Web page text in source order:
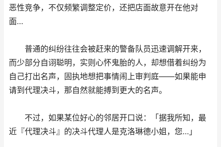
恶性竞争，不仅频繁调整定价，还把店面故意开在他对
面…
普通的纠纷往往会被赶来的警备队员迅速调解开来，
而少部分自诩聪明，实则心怀鬼胎的人，却想借着纠纷为
自己打出名声，固执地想把事情闹上审判庭——如果能申
请到代理决斗，那自然就能搏到更大的名声。
不过，如果某位好心的邻居开口说：「据我所知，最
近『代理决斗』的决斗代理人是克洛琳德小姐，您…」